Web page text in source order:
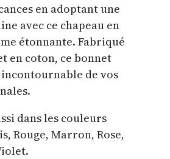
en adoptant une
avec ce chapeau en
étonnante. Fabriqué
en coton, ce bonnet
de vos
dans les couleurs
Rouge, Marron, Rose,